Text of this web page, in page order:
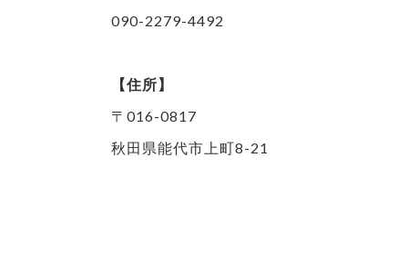
090-2279-4492
【住所】
〒016-0817
秋田県能代市上町8-21